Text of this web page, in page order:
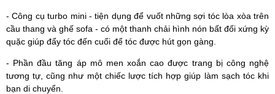
- Công cụ turbo mini - tiện dụng để vuốt những sợi tóc lòa xòa trên
cầu thang và ghế sofa - có một thanh chải hình nón bất đối xứng kỳ
quặc giúp đẩy tóc đến cuối để tóc được hút gọn gàng.
- Phần đầu tăng áp mô men xoắn cao được trang bị công nghệ
tương tự, cũng như một chiếc lược tích hợp giúp làm sạch tóc khi
bạn di chuyển.